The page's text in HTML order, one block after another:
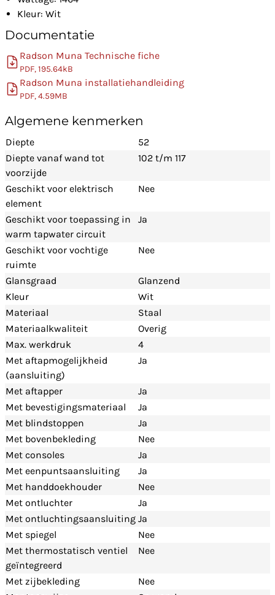
Kleur: Wit
Documentatie
Radson Muna Technische fiche
PDF, 195.64kB
Radson Muna installatiehandleiding
PDF, 4.59MB
Algemene kenmerken
Diepte
52
Diepte vanaf wand tot
voorzijde
102 t/m 117
Geschikt voor elektrisch
element
Nee
Geschikt voor toepassing in
warm tapwater circuit
Ja
Geschikt voor vochtige
ruimte
Nee
Glansgraad
Glanzend
Kleur
Wit
Materiaal
Staal
Materiaalkwaliteit
Overig
Max. werkdruk
4
Met aftapmogelijkheid
(aansluiting)
Ja
Met aftapper
Ja
Met bevestigingsmateriaal
Ja
Met blindstoppen
Ja
Met bovenbekleding
Nee
Met consoles
Ja
Met eenpuntsaansluiting
Ja
Met handdoekhouder
Nee
Met ontluchter
Ja
Met ontluchtingsaansluiting Ja
Met spiegel
Nee
Met thermostatisch ventiel
geïntegreerd
Nee
Met zijbekleding
Nee